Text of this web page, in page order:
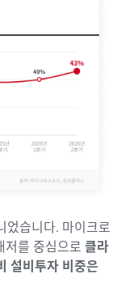
었습니다. 마이크로
저를 중심으로 클라
설비투자 비중은